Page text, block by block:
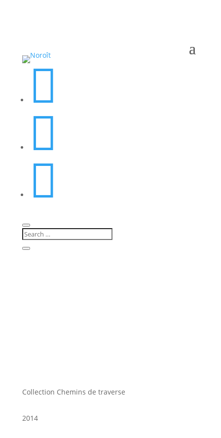



Collection Chemins de traverse
2014